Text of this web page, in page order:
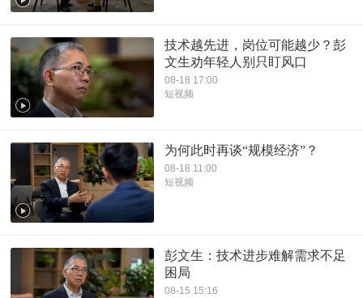
技术越先进，岗位可能越少？彭
文生劝年轻人别只盯风口
08-18 17:00
短视频
为何此时再谈“规模经济”？
08-18 11:00
短视频
彭文生：技术进步难解需求不足
困局
08-15 15:16